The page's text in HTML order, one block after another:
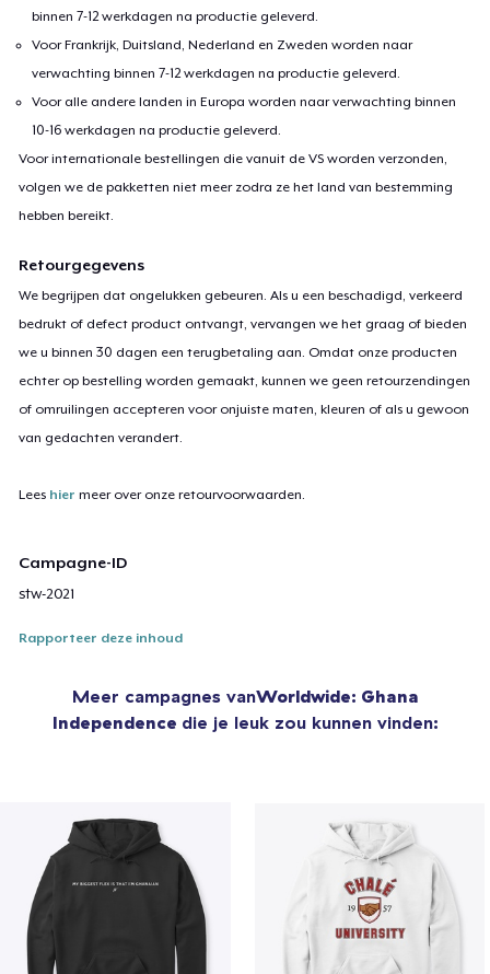
binnen 7-12 werkdagen na productie geleverd.
Voor Frankrijk, Duitsland, Nederland en Zweden worden naar
verwachting binnen 7-12 werkdagen na productie geleverd.
Voor alle andere landen in Europa worden naar verwachting binnen
10-16 werkdagen na productie geleverd.
Voor internationale bestellingen die vanuit de VS worden verzonden,
volgen we de pakketten niet meer zodra ze het land van bestemming
hebben bereikt.
Retourgegevens
We begrijpen dat ongelukken gebeuren. Als u een beschadigd, verkeerd
bedrukt of defect product ontvangt, vervangen we het graag of bieden
we u binnen 30 dagen een terugbetaling aan. Omdat onze producten
echter op bestelling worden gemaakt, kunnen we geen retourzendingen
of omruilingen accepteren voor onjuiste maten, kleuren of als u gewoon
van gedachten verandert.
Lees hier meer over onze retourvoorwaarden.
Campagne-ID
stw-2021
Rapporteer deze inhoud
Meer campagnes vanWorldwide: Ghana
Independence die je leuk zou kunnen vinden: